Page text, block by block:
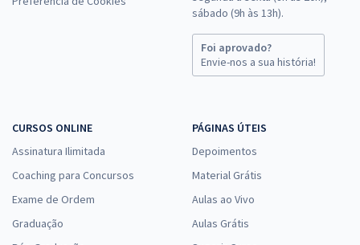
sábado (9h às 13h).
Foi aprovado?
Envie-nos a sua história!
CURSOS ONLINE
Assinatura Ilimitada
Coaching para Concursos
Exame de Ordem
Graduação
PÁGINAS ÚTEIS
Depoimentos
Material Grátis
Aulas ao Vivo
Aulas Grátis